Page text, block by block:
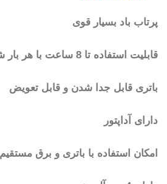
پرتاب باد بسیار قوی
قابلیت استفاده تا 8 ساعت با هر بار شارژ
باتری قابل جدا شدن و قابل تعویض
دارای آداپتور
امکان استفاده با باتری و برق مستقیم